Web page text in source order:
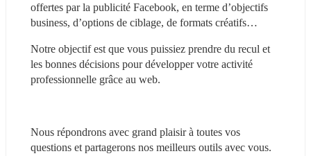
offertes par la publicité Facebook, en terme d’objectifs
business, d’options de ciblage, de formats créatifs…
Notre objectif est que vous puissiez prendre du recul et
les bonnes décisions pour développer votre activité
professionnelle grâce au web.
Nous répondrons avec grand plaisir à toutes vos
questions et partagerons nos meilleurs outils avec vous.